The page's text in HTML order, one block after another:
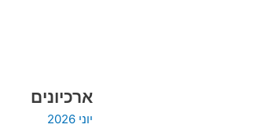
ארכיונים
יוני 2026